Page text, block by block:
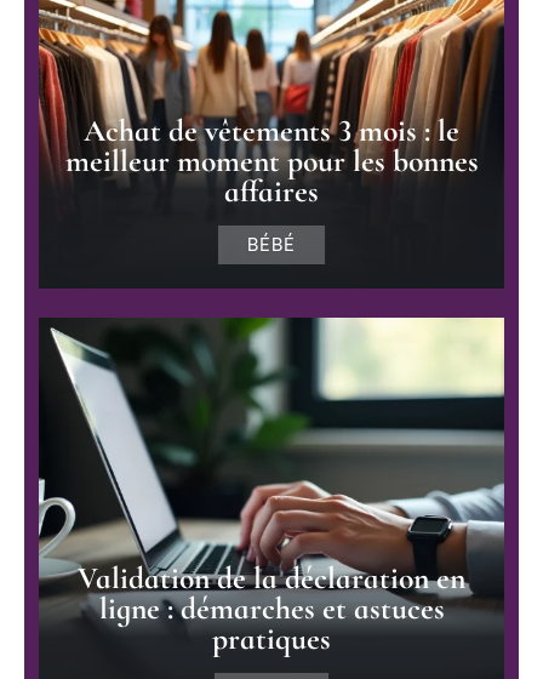
Achat de vêtements 3 mois : le
meilleur moment pour les bonnes
affaires
BÉBÉ
Validation de la déclaration en
ligne : démarches et astuces
pratiques